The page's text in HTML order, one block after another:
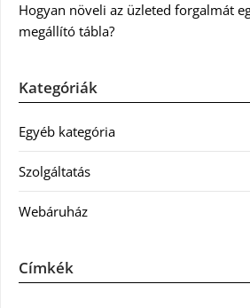
Hogyan növeli az üzleted forgalmát
megállító tábla?
Kategóriák
Egyéb kategória
Szolgáltatás
Webáruház
Címkék